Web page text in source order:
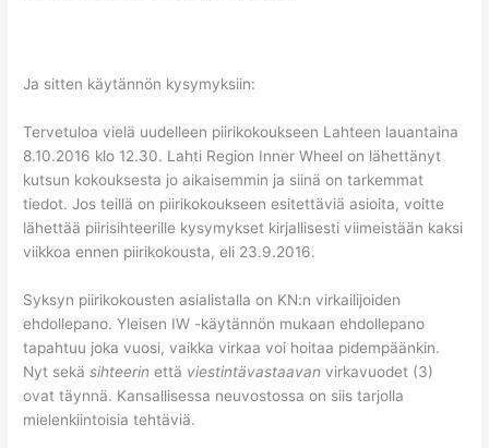
Ja sitten käytännön kysymyksiin:
Tervetuloa vielä uudelleen piirikokoukseen Lahteen lauantaina
8.10.2016 klo 12.30. Lahti Region Inner Wheel on lähettänyt
kutsun kokouksesta jo aikaisemmin ja siinä on tarkemmat
tiedot. Jos teillä on piirikokoukseen esitettäviä asioita, voitte
lähettää piirisihteerille kysymykset kirjallisesti viimeistään kaksi
viikkoa ennen piirikokousta, eli 23.9.2016.
Syksyn piirikokousten asialistalla on KN:n virkailijoiden
ehdollepano. Yleisen IW -käytännön mukaan ehdollepano
tapahtuu joka vuosi, vaikka virkaa voi hoitaa pidempäänkin.
Nyt sekäsihteerin että viestintävastaavan virkavuodet (3)
ovat täynnä. Kansallisessa neuvostossa on siis tarjolla
mielenkiintoisia tehtäviä.